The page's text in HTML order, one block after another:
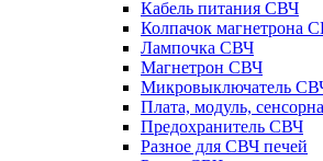
Кабель питания СВЧ
Колпачок магнетрона
Лампочка СВЧ
Магнетрон СВЧ
Микровыключатель
Плата, модуль,
Предохранитель СВЧ
Разное для СВЧ печей